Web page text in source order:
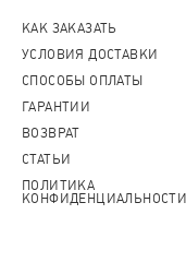
КАК ЗАКАЗАТЬ
УСЛОВИЯ ДОСТАВКИ
СПОСОБЫ ОПЛАТЫ
ГАРАНТИИ
ВОЗВРАТ
СТАТЬИ
ПОЛИТИКА
КОНФИДЕНЦИАЛЬНОСТИ